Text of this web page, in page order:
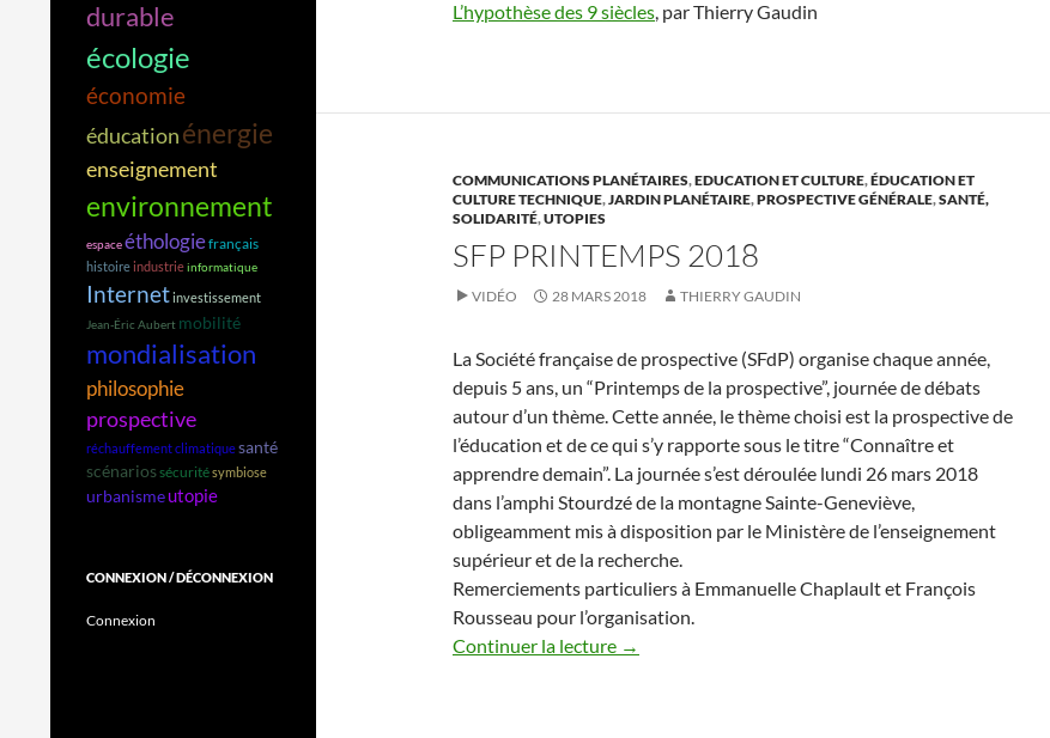
L’hypothèse des 9 siècles , par Thierry Gaudin
COMMUNICATIONS PLANÉTAIRES,EDUCATION ET CULTURE,ÉDUCATION ET
CULTURE TECHNIQUE,JARDIN PLANÉTAIRE,PROSPECTIVE GÉNÉRALE,SANTÉ,
SOLIDARITÉ,UTOPIES
SFP PRINTEMPS 2018
VIDÉO 28 MARS 2018 THIERRY GAUDIN
La Société française de prospective (SFdP) organise chaque année,
depuis 5 ans, un “Printemps de la prospective”, journée de débats
autour d’un thème. Cette année, le thème choisi est la prospective de
l’éducation et de ce qui s’y rapporte sous le titre “Connaître et
apprendre demain”. La journée s’est déroulée lundi 26 mars 2018
dans l’amphi Stourdzé de la montagne Sainte-Geneviève,
obligeamment mis à disposition par le Ministère de l’enseignement
supérieur et de la recherche.
Remerciements particuliers à Emmanuelle Chaplault et François
Rousseau pour l’organisation.
Continuer la lecture →
durable
écologie
économie
éducationénergie
enseignement
environnement
espaceéthologiefrançais
histoireindustrieinformatique
Internetinvestissement
Jean-Éric Aubert mobilité
mondialisation
philosophie
prospective
réchauffement climatiquesanté
scénariossécuritésymbiose
urbanismeutopie
CONNEXION / DÉCONNEXION
Connexion